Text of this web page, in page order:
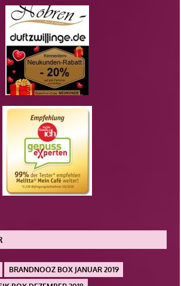
BRANDNOOZ BOX JANUAR 2019